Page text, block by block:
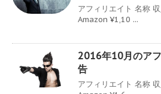
アフィリエイト 名称
Amazon ¥1,10 ...
2016年10月のア
告
アフィリエイト 名称